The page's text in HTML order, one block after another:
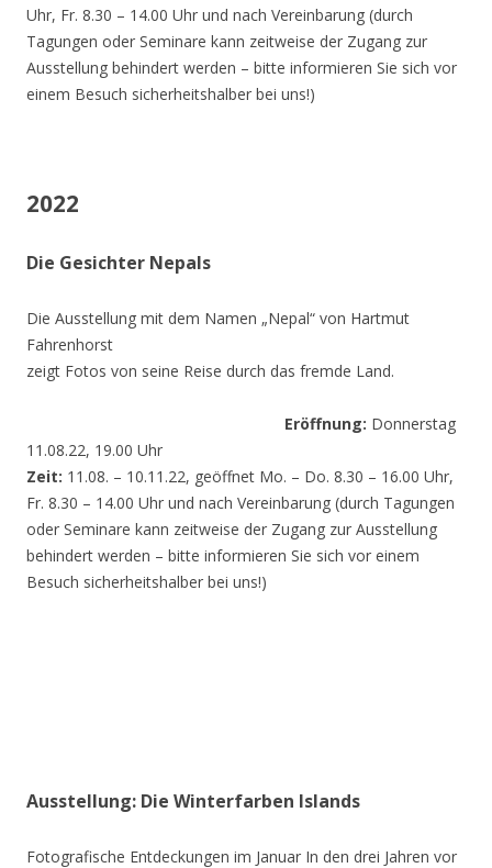
Uhr, Fr. 8.30 – 14.00 Uhr und nach Vereinbarung (durch
Tagungen oder Seminare kann zeitweise der Zugang zur
Ausstellung behindert werden – bitte informieren Sie sich vor
einem Besuch sicherheitshalber bei uns!)
2022
Die Gesichter Nepals
Die Ausstellung mit dem Namen „Nepal“ von Hartmut
Fahrenhorst
zeigt Fotos von seine Reise durch das fremde Land.
Eröffnung: Donnerstag
11.08.22, 19.00 Uhr
Zeit: 11.08. – 10.11.22, geöffnet Mo. – Do. 8.30 – 16.00 Uhr,
Fr. 8.30 – 14.00 Uhr und nach Vereinbarung (durch Tagungen
oder Seminare kann zeitweise der Zugang zur Ausstellung
behindert werden – bitte informieren Sie sich vor einem
Besuch sicherheitshalber bei uns!)
Ausstellung: Die Winterfarben Islands
Fotografische Entdeckungen im Januar In den drei Jahren vor